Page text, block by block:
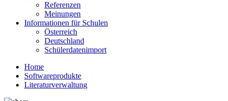
Referenzen
Meinungen
Informationen für Schulen
Österreich
Deutschland
Schülerdatenimport
Home
Softwareprodukte
Literaturverwaltung